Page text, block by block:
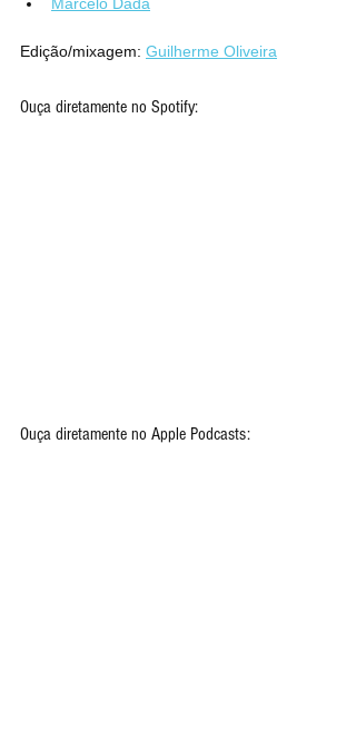
Edição/mixagem: Guilherme Oliveira
Ouça diretamente no Spotify:
Ouça diretamente no Apple Podcasts: